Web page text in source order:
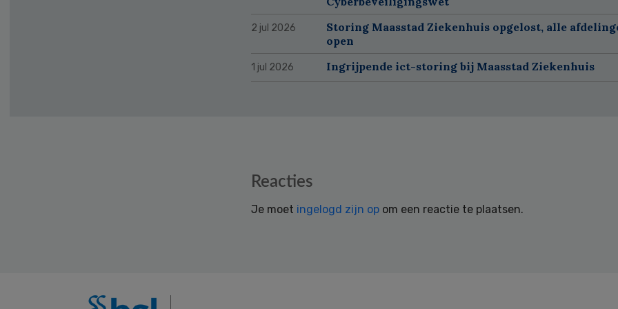
2 jul 2026
Storing Maasstad Ziekenhuis opgelost, alle
open
1 jul 2026 Ingrijpende ict-storing bij Maasstad Ziekenhuis
Reacties
Je moet ingelogd zijn op om een reactie te plaatsen.